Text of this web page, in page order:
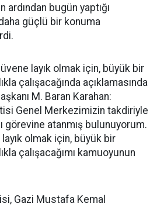
ardından bugün yaptığı
güçlü bir konuma
layık olmak için, büyük bir
çalışacağında açıklamasında
M. Baran Karahan:
Genel Merkezimizin takdiriyle
görevine atanmış bulunuyorum.
olmak için, büyük bir
çalışacağımı kamuoyunun
Gazi Mustafa Kemal